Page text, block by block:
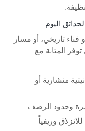
اليوم
تاريخي، أو مسار
المتانة مع
منشارية أو
وحدود الرصف
وريفياً